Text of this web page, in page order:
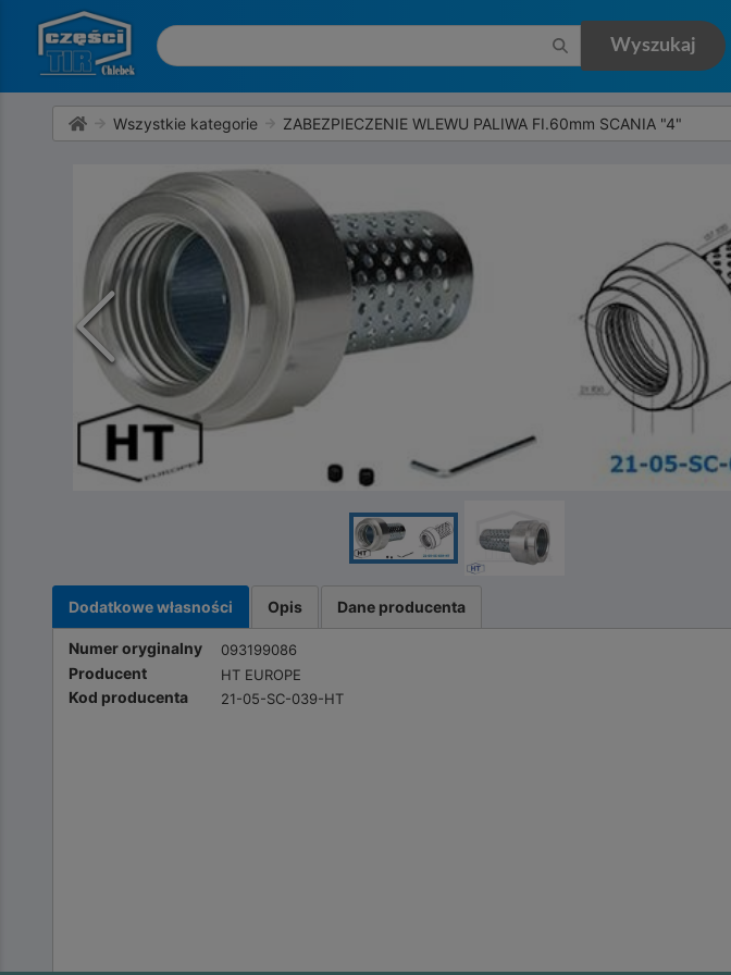
Wyszukaj
Wszystkie kategorie ZABEZPIECZENIE WLEWU PALIWA FI.60mm SCANIA "4"
Dodatkowe własności Opis Dane producenta
Numer oryginalny 093199086
Producent HT EUROPE
Kod producenta 21-05-SC-039-HT